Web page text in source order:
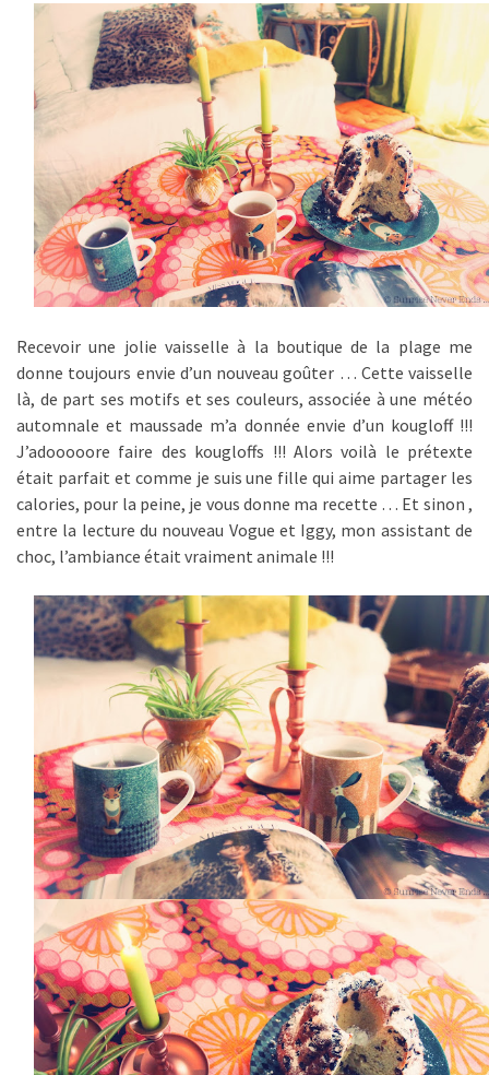
Recevoir une jolie vaisselle à la boutique de la plage me
donne toujours envie d’un nouveau goûter … Cette vaisselle
là, de part ses motifs et ses couleurs, associée à une météo
automnale et maussade m’a donnée envie d’un kougloff !!!
J’adooooore faire des kougloffs !!! Alors voilà le prétexte
était parfait et comme je suis une fille qui aime partager les
calories, pour la peine, je vous donne ma recette … Et sinon ,
entre la lecture du nouveau Vogue et Iggy, mon assistant de
choc, l’ambiance était vraiment animale !!!